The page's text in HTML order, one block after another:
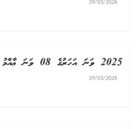
29/03/2026
2025 ވަނަ އަހަރުގެ 08 ވަނަ ޢާއްމު ޖަލްސާގެ އެޖެންޑާ
29/03/2026